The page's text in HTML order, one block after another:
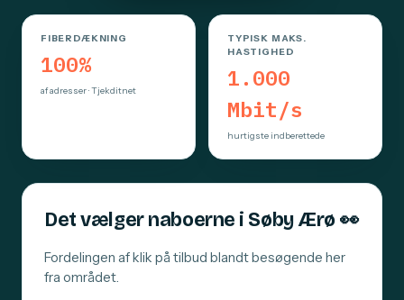
FIBERDÆKNING
100%
af adresser · Tjekditnet
TYPISK MAKS.
HASTIGHED
1.000
Mbit/s
hurtigste indberettede
Det vælger naboerne i Søby Ærø 👀
Fordelingen af klik på tilbud blandt besøgende her
fra området.